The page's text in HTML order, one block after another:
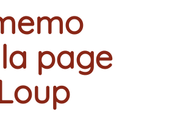
page